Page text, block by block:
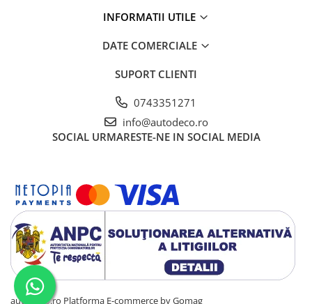
INFORMATII UTILE
DATE COMERCIALE
SUPORT CLIENTI
0743351271
info@autodeco.ro
SOCIAL URMARESTE-NE IN SOCIAL MEDIA
autodeco.ro Platforma E-commerce by Gomag